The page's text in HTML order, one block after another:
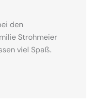
den
Strohmeier
viel Spaß.